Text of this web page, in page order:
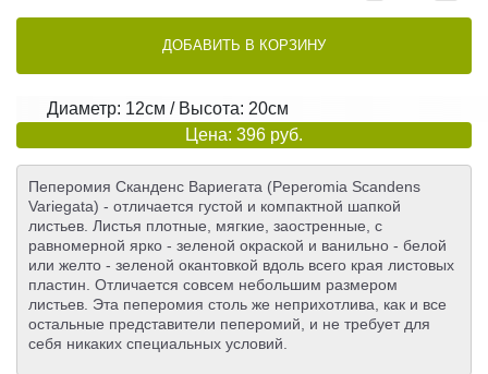
ДОБАВИТЬ В КОРЗИНУ
Диаметр: 12см / Высота: 20см
Цена: 396 руб.
Пеперомия Сканденс Вариегата (Peperomia Scandens
Variegata) - отличается густой и компактной шапкой
листьев. Листья плотные, мягкие, заостренные, с
равномерной ярко - зеленой окраской и ванильно - белой
или желто - зеленой окантовкой вдоль всего края листовых
пластин. Отличается совсем небольшим размером
листьев. Эта пеперомия столь же неприхотлива, как и все
остальные представители пеперомий, и не требует для
себя никаких специальных условий.